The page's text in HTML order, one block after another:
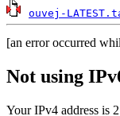
ouvej-
[an error occurred
Not using
Your IPv4 address is